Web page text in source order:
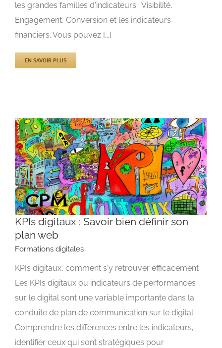
les grandes familles d'indicateurs : Visibilité,
Engagement, Conversion et les indicateurs
financiers. Vous pouvez [...]
EN SAVOIR PLUS
KPIs digitaux : Savoir bien définir son plan web
Formations digitales
KPIs digitaux : Savoir bien définir son
plan web
Formations digitales
KPIs digitaux, comment s'y retrouver efficacement
Les KPIs digitaux ou indicateurs de performances
sur le digital sont une variable importante dans la
conduite de plan de communication sur le digital.
Comprendre les différences entre les indicateurs,
identifier ceux qui sont stratégiques pour